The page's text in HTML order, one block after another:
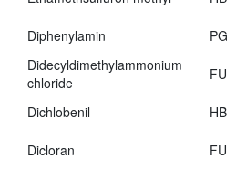
Diphenylamin
PG
Didecyldimethylammonium
chloride
FU
Dichlobenil
HB
Dicloran
FU